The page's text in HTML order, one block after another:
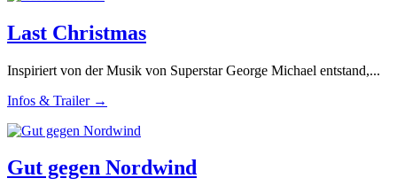
Last Christmas
Inspiriert von der Musik von Superstar George Michael entstand,...
Infos & Trailer →
Gut gegen Nordwind